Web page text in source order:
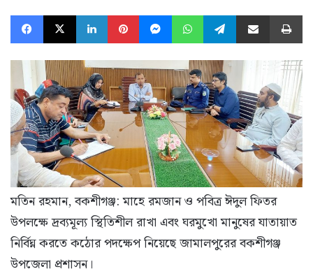
Facebook
X LinkedInPinterestMessengerWhatsAppTelegramShare via Email
মতিন রহমান, বকশীগঞ্জ: মাহে রমজান ও পবিত্র ঈদুল ফিতর
উপলক্ষে দ্রব্যমূল্য স্থিতিশীল রাখা এবং ঘরমুখো মানুষের যাতায়াত
নির্বিঘ্ন করতে কঠোর পদক্ষেপ নিয়েছে জামালপুরের বকশীগঞ্জ
উপজেলা প্রশাসন।